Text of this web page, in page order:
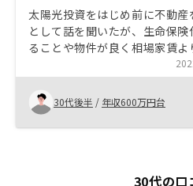
太陽光投資をはじめ前に不動産
として話を聞いたが、生命保険
ることや物件が良く相場家賃よ
から購入に至った。その後、
購入し、現在に至る。太陽光を
は太陽光を買う前に不動産を買
陽光が買えなくなるので、先に
った方が良い。GAの株価低迷
いで友人に勧めれない。株価
30代後半 / 年収600万円台
30代の口